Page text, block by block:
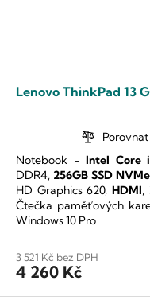
Lenovo ThinkPad 13
je
5,0
z
5
hvězdiček.
3 521 Kč bez DPH
4 260 Kč
Notebook -Intel Core
DDR4, 256GB SSD NVMe
HD Graphics 620,HDMI,
Čtečka paměťových
Windows 10 Pro